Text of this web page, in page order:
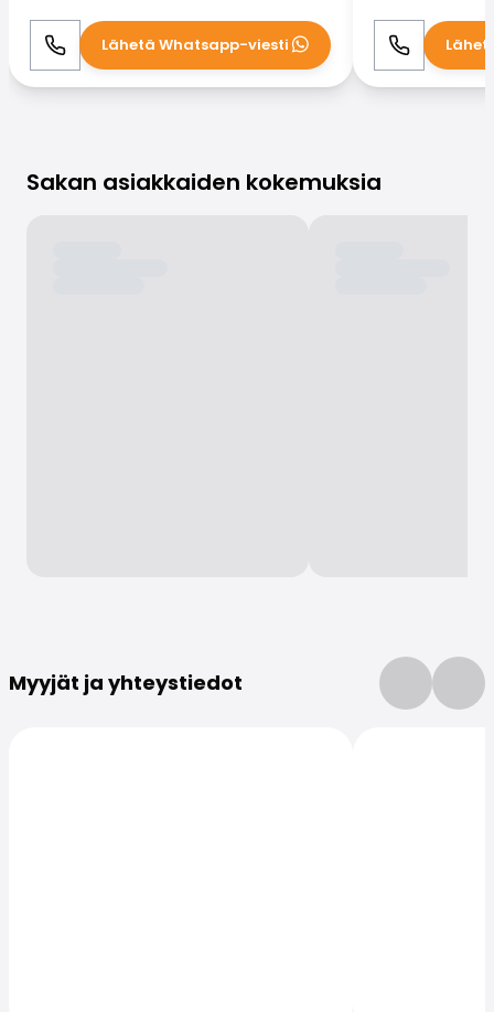
Soita WhatsApp
Lähetä Whatsapp-viesti Soita
Sakan asiakkaiden kokemuksia
Myyjät ja yhteystiedot